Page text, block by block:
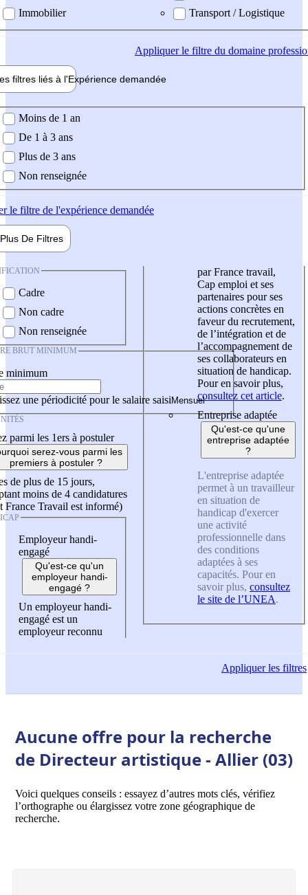
Immobilier
Transport / Logistique
Appliquerle filtre du domaine
filtres liés à l'Expérience demandée
demandée
Moins de 1 an
De 1 à 3 ans
Plus de 3 ans
Non renseignée
le filtre de l'expérience demandée
Plus De Filtres
Cadre
Non cadre
Non renseignée
BRUT MINIMUM
minimum
une périodicité pour le salaire saisi
parmi les 1ers à postuler
serez-vous parmi les
premiers à postuler ?
de plus de 15 jours,
moins de 4 candidatures
France Travail est informé)
Employeur handi-
engagé
Qu'est-ce qu'un
employeur handi-
engagé ?
Un employeur handi-
engagé est un
employeur reconnu
par France travail,
Cap emploi et ses
partenaires pour ses
actions concrètes en
faveur du recrutement,
de l’intégration et de
l’accompagnement de
ses collaborateurs en
situation de handicap.
Pour en savoir plus,
consultez cet article.
Entreprise adaptée
Qu'est-ce qu'une
entreprise adaptée
?
L'entreprise adaptée
permet à un travailleur
en situation de
handicap d'exercer
une activité
professionnelle dans
des conditions
adaptées à ses
capacités. Pour en
savoir plus, consultez
le site de l’UNEA.
Appliquerles filtres
Aucune offre pour la recherche
de Directeur artistique - Allier (03)
Voici quelques conseils : essayez d’autres mots clés, vérifiez
l’orthographe ou élargissez votre zone géographique de
recherche.